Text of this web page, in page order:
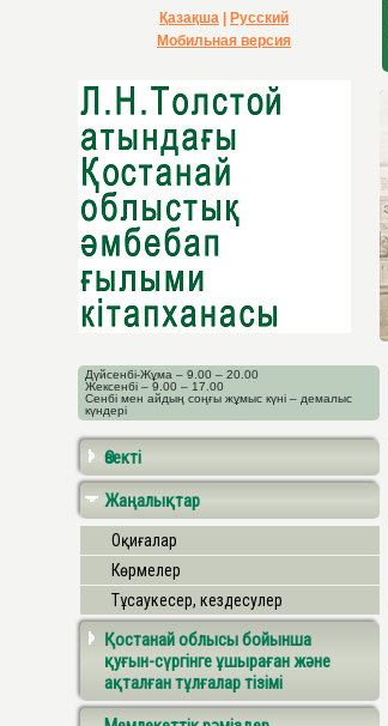
Қазақша
Русский
Мобильная версия
Дүйсенбі-Жұма – 9.00 – 20.00
Жексенбі – 9.00 – 17.00
Сенбі мен айдың соңғы жұмыс күні – демалыс
күндері
Өзекті
Жаңалықтар
Оқиғалар
Көрмелер
Тұсаукесер, кездесулер
Қостанай облысы бойынша
қуғын-сүргінге ұшыраған және
ақталған тұлғалар тізімі